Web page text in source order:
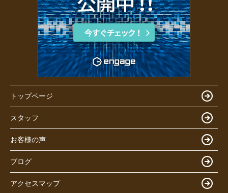
トップページ
スタッフ
お客様の声
ブログ
アクセスマップ